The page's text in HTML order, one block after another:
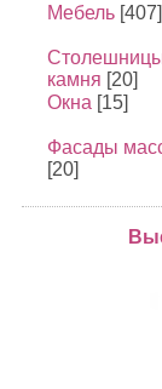
Мебель [407]
камня [20]
Окна [15]
Фасады
[20]